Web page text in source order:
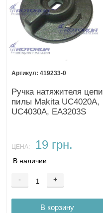
419233-0
Ручка натяжителя цепи
пилы Makita UC4020A,
UC4030A, EA3203S
ЦЕНА: 19 грн.
В наличии
- +
В корзину